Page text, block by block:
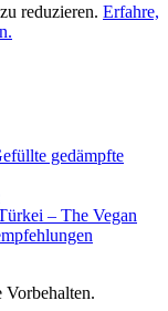
reduzieren. Erfahre,
gedämpfte
– The Vegan